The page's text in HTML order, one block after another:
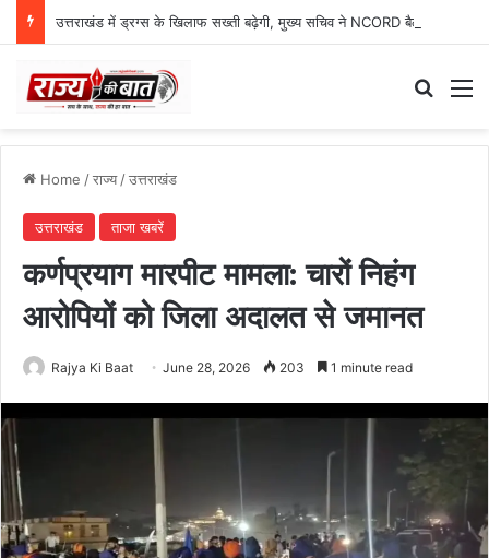
Home /राज्य/उत्तराखंड
उत्तराखंड ताजा खबरें
कर्णप्रयाग मारपीट मामला: चारों निहंग
आरोपियों को जिला अदालत से जमानत
Rajya Ki Baat June 28, 2026 203 1 minute read